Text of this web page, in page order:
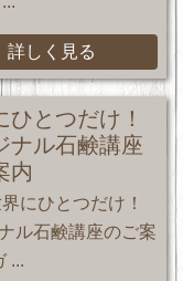
詳しく見る
ひとつだけ！
ナル石鹸講座
内
にひとつだけ！
ル石鹸講座のご案
...